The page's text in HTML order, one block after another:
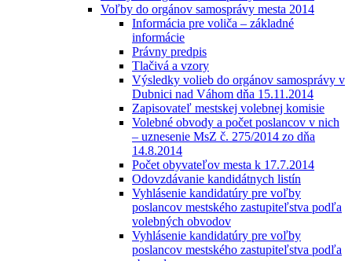
Voľby do orgánov samosprávy mesta 2014
Informácia pre voliča – základné
informácie
Právny predpis
Tlačivá a vzory
Výsledky volieb do orgánov samosprávy v
Dubnici nad Váhom dňa 15.11.2014
Zapisovateľ mestskej volebnej komisie
Volebné obvody a počet poslancov v nich
– uznesenie MsZ č. 275/2014 zo dňa
14.8.2014
Počet obyvateľov mesta k 17.7.2014
Odovzdávanie kandidátnych listín
Vyhlásenie kandidatúry pre voľby
poslancov mestského zastupiteľstva podľa
volebných obvodov
Vyhlásenie kandidatúry pre voľby
poslancov mestského zastupiteľstva podľa